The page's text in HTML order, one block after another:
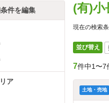
(有)小
現在の検索
並び替え
7件中1〜7
土地・売地
件を編集
ア